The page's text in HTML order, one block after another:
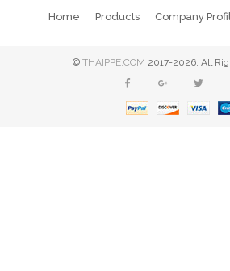
Home Products Company
© THAIPPE.COM 2017-2026. All